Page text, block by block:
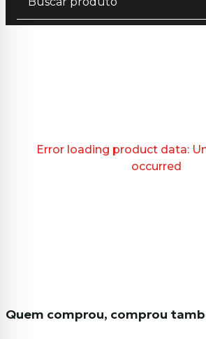
Error loading product data:
occurred
Quem comprou, comprou